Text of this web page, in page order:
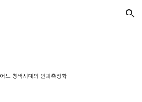
Skip to navigation
어느 청색시대의 인체측정학